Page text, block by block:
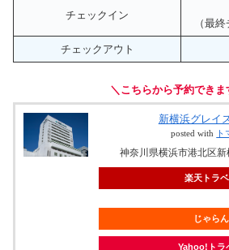
チェックイン
（最
チェックアウト
＼こちらから予約できま
新横浜グレイ
posted with ト
神奈川県横浜市港北区
楽天トラ
じゃらん
Yahoo!トラ